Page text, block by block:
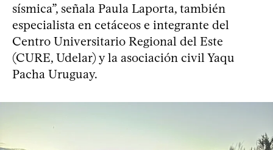
sísmica”, señala Paula Laporta, también
especialista en cetáceos e integrante del
Centro Universitario Regional del Este
(CURE, Udelar) y la asociación civil Yaqu
Pacha Uruguay.